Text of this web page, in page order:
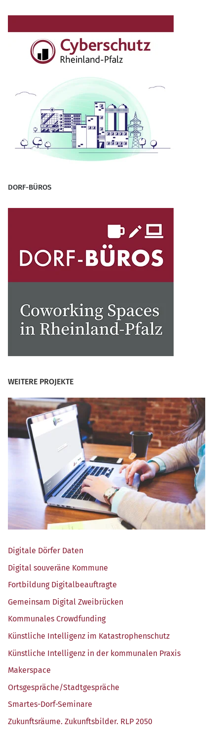
DORF-BÜROS
WEITERE PROJEKTE
Digi­ta­le Dör­fer Daten
Digi­tal sou­ve­rä­ne Kommune
Fort­bil­dung Digitalbeauftragte
Gemein­sam Digi­tal Zweibrücken
Kom­mu­na­les Crowdfunding
Künst­li­che Intel­li­genz im Katastrophenschutz
Künst­li­che Intel­li­genz in der kom­mu­na­len Praxis
Maker­space
Ortsgespräche/​Stadtgespräche
Smar­tes-Dorf-Semi­na­re
Zukunfts­räu­me. Zukunfts­bil­der. RLP 2050